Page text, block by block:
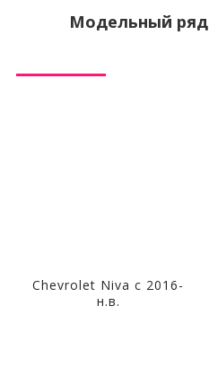
Модельный ряд
Chevrolet Niva с 2016-
н.в.